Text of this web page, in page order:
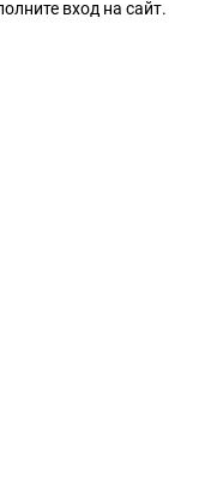
вход на сайт.